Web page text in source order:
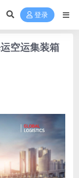
登录
空运集装箱